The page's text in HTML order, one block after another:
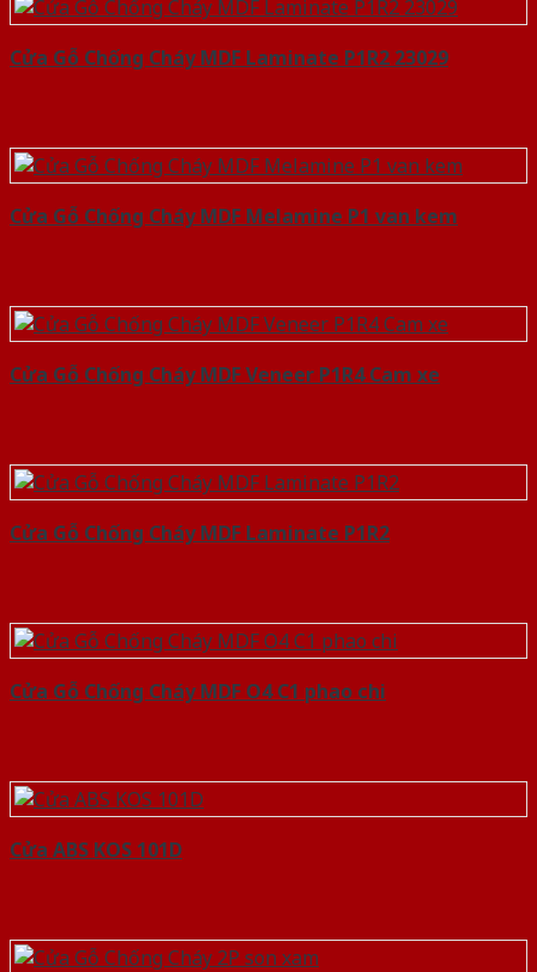
Cửa Gỗ Chống Cháy MDF Laminate P1R2 23029
Cửa Gỗ Chống Cháy MDF Melamine P1 van kem
Cửa Gỗ Chống Cháy MDF Veneer P1R4 Cam xe
Cửa Gỗ Chống Cháy MDF Laminate P1R2
Cửa Gỗ Chống Cháy MDF O4 C1 phao chi
Cửa ABS KOS 101D